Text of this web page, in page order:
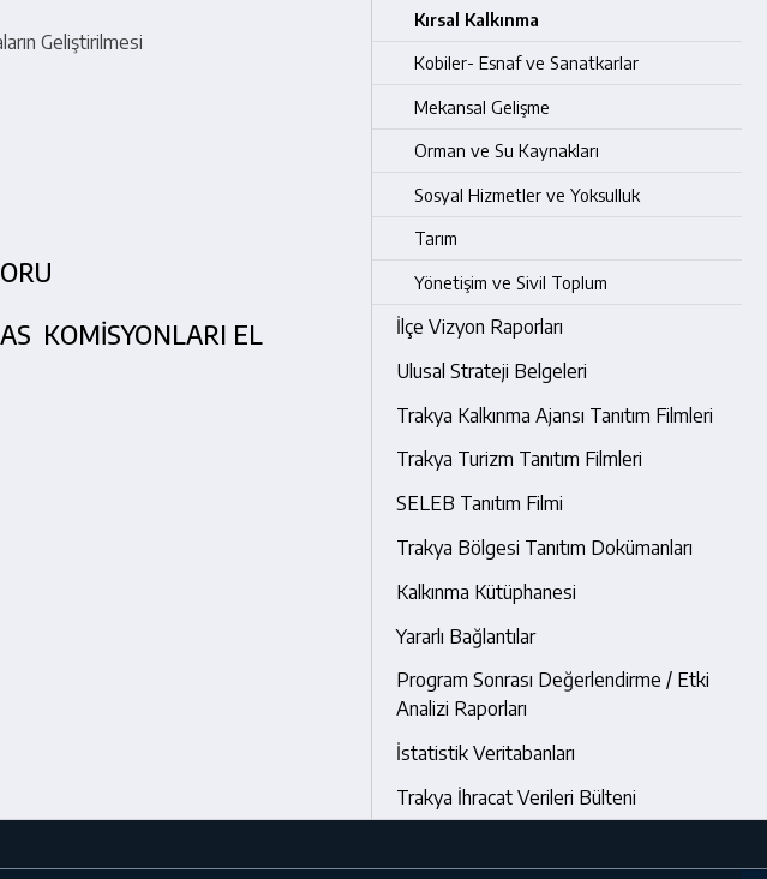
Geliştirilmesi
KOMİSYONLARI EL
Kırsal Kalkınma
Kobiler- Esnaf ve Sanatkarlar
Mekansal Gelişme
Orman ve Su Kaynakları
Sosyal Hizmetler ve Yoksulluk
Tarım
Yönetişim ve Sivil Toplum
İlçe Vizyon Raporları
Ulusal Strateji Belgeleri
Trakya Kalkınma Ajansı Tanıtım Filmleri
Trakya Turizm Tanıtım Filmleri
SELEB Tanıtım Filmi
Trakya Bölgesi Tanıtım Dokümanları
Kalkınma Kütüphanesi
Yararlı Bağlantılar
Program Sonrası Değerlendirme / Etki
Analizi Raporları
İstatistik Veritabanları
Trakya İhracat Verileri Bülteni